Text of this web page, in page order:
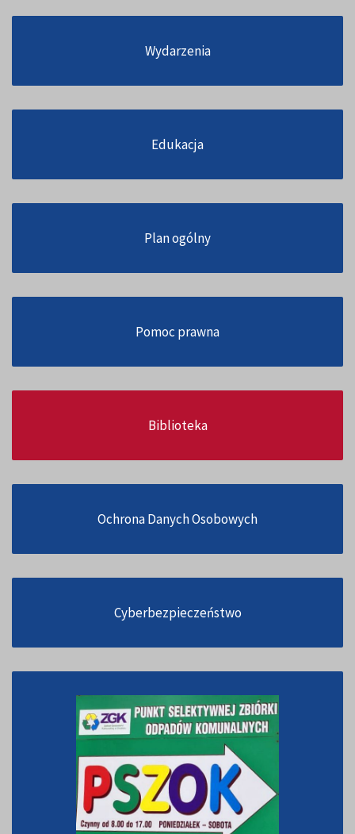
Wydarzenia
Edukacja
Plan ogólny
Pomoc prawna
Biblioteka
Ochrona Danych Osobowych
Cyberbezpieczeństwo